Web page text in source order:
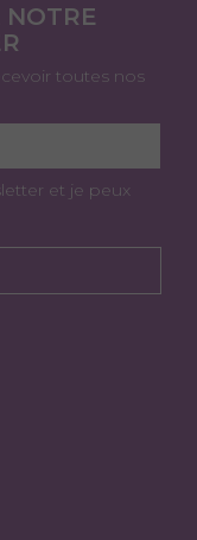
toutes nos
et je peux